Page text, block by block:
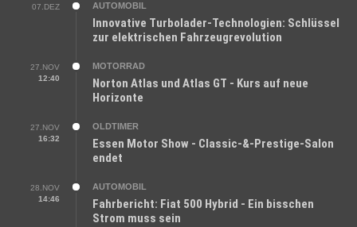
07.DEZ AUTOMOBIL
Innovative Turbolader-Technologien: Schlüssel
zur elektrischen Fahrzeugrevolution
27.NOV
12:40
MOTORRAD
Norton Atlas und Atlas GT - Kurs auf neue
Horizonte
27.NOV
16:32
OLDTIMER
Essen Motor Show - Classic-&-Prestige-Salon
endet
28.NOV
14:46
AUTOMOBIL
Fahrbericht: Fiat 500 Hybrid - Ein bisschen
Strom muss sein